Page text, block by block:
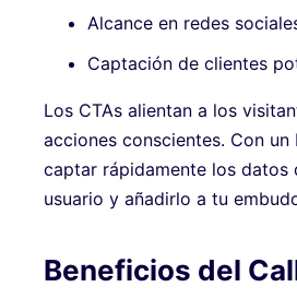
Alcance en redes
Captación de clientes
Los CTAs alientan a los
acciones conscientes. Con un
captar rápidamente los datos
usuario y añadirlo a tu
Beneficios del